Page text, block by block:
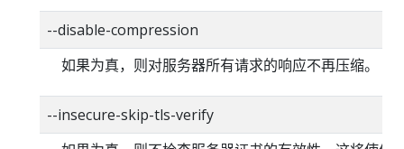
--disable-compression
如果为真，则对服务器所有请求的响应不再压缩。
--insecure-skip-tls-verify